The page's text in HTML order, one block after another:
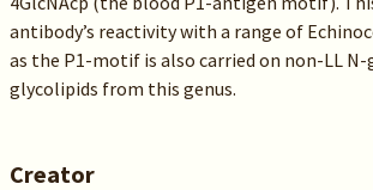
antibody’s reactivity with a range of
as the P1-motif is also carried on non-LL N-
glycolipids from this genus.
Creator